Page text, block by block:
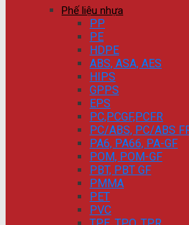
Phế liệu nhựa
PP
PE
HDPE
ABS, ASA, AES
HIPS
GPPS
EPS
PC,PCGF,PCFR
PC/ABS, PC/ABS
PA6, PA66, PA-GF
POM, POM-GF
PBT, PBT GF
PMMA
PET
PVC